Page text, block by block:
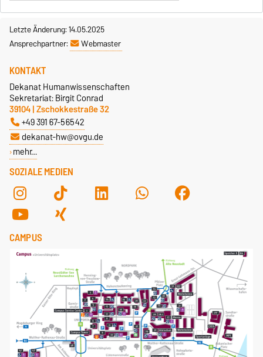
Letzte Änderung: 14.05.2025
Ansprechpartner:
Webmaster
SOZIALE MEDIEN
KONTAKT
Dekanat Humanwissenschaften
Sekretariat: Birgit Conrad
39104 | Zschokkestraße 32
+49 391 67-56542
dekanat-hw@ovgu.de
mehr…
CAMPUS